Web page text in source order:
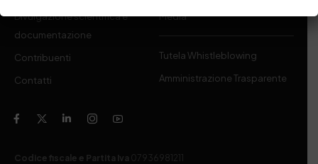
Divulgazione scientifica e
documentazione
Contribuenti
Contatti
Media
Tutela Whistleblowing
Amministrazione Trasparente
Codice fiscale e Partita Iva 07936981211